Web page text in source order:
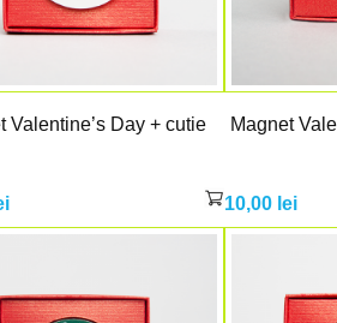
Valentine’s Day + cutie Magnet
10,00 lei